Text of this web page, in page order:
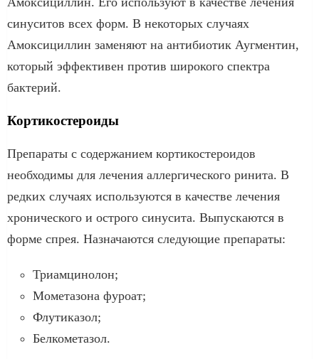
синуситов всех форм. В некоторых случаях
Амоксициллин заменяют на антибиотик Аугментин,
который эффективен против широкого спектра
бактерий.
Кортикостероиды
Препараты с содержанием кортикостероидов
необходимы для лечения аллергического ринита. В
редких случаях используются в качестве лечения
хронического и острого синусита. Выпускаются в
форме спрея. Назначаются следующие препараты:
Триамцинолон;
Мометазона фуроат;
Флутиказол;
Белкометазол.